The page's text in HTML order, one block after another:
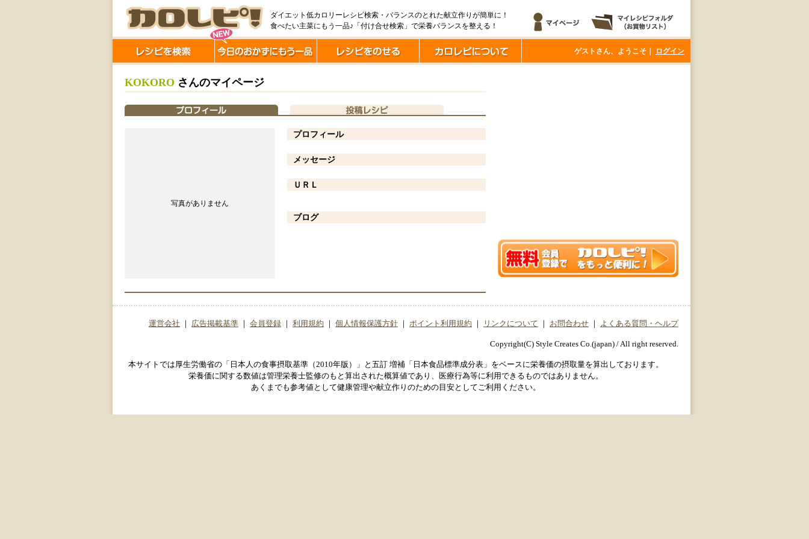
ダイエット低カロリーレシピ検索・バランスのとれた献立作りが簡単に！
食べたい主菜にもう一品♪「付け合せ検索」で栄養バランスを整える！
ゲストさん、ようこそ｜ ログイン
KOKORO さんのマイページ
写真がありません
プロフィール
メッセージ
ＵＲＬ
ブログ
運営会社 広告掲載基準 会員登録 利用規約 個人情報保護方針 ポイント利用規約 リンクについて お問合わせ よくある質問・ヘルプ
Copyright(C) Style Creates Co.(japan) / All right reserved.
本サイトでは厚生労働省の「日本人の食事摂取基準（2010年版）」と五訂 増補「日本食品標準成分表」をベースに栄養価の摂取量を算出しております。
栄養価に関する数値は管理栄養士監修のもと算出された概算値であり、医療行為等に利用できるものではありません。
あくまでも参考値として健康管理や献立作りのための目安としてご利用ください。